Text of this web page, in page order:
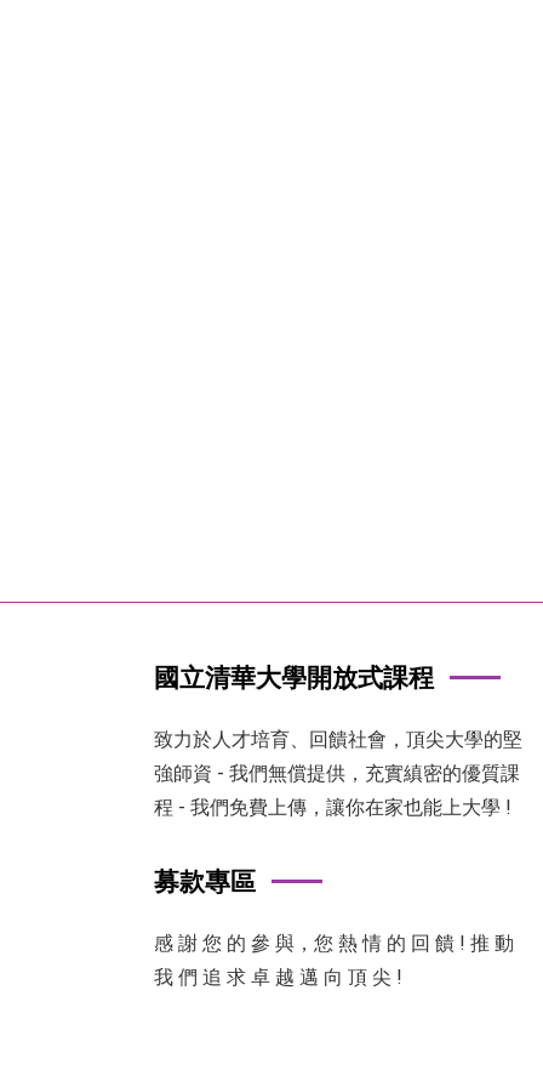
國立清華大學開放式課程
致力於人才培育、回饋社會，頂尖大學的堅
強師資 - 我們無償提供，充實縝密的優質課
程 - 我們免費上傳，讓你在家也能上大學 !
募款專區
感 謝 您 的 參 與，您 熱 情 的 回 饋 ! 推 動
我 們 追 求 卓 越 邁 向 頂 尖 !